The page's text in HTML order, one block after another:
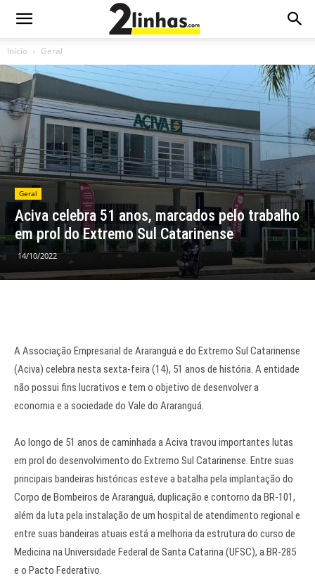
Início Geral
Geral
Aciva celebra 51 anos, marcados pelo trabalho
em prol do Extremo Sul Catarinense
14/10/2022
A Associação Empresarial de Araranguá e do Extremo Sul Catarinense
(Aciva) celebra nesta sexta-feira (14), 51 anos de história. A entidade
não possui fins lucrativos e tem o objetivo de desenvolver a
economia e a sociedade do Vale do Araranguá.
Ao longo de 51 anos de caminhada a Aciva travou importantes lutas
em prol do desenvolvimento do Extremo Sul Catarinense. Entre suas
principais bandeiras históricas esteve a batalha pela implantação do
Corpo de Bombeiros de Araranguá, duplicação e contorno da BR-101,
além da luta pela instalação de um hospital de atendimento regional e
entre suas bandeiras atuais está a melhoria da estrutura do curso de
Medicina na Universidade Federal de Santa Catarina (UFSC), a BR-285
e o Pacto Federativo.